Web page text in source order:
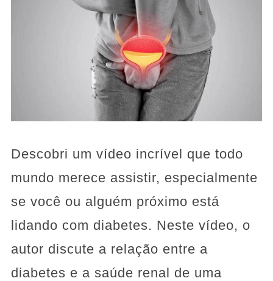
Descobri um vídeo incrível que todo
mundo merece assistir, especialmente
se você ou alguém próximo está
lidando com diabetes. Neste vídeo, o
autor discute a relação entre a
diabetes e a saúde renal de uma